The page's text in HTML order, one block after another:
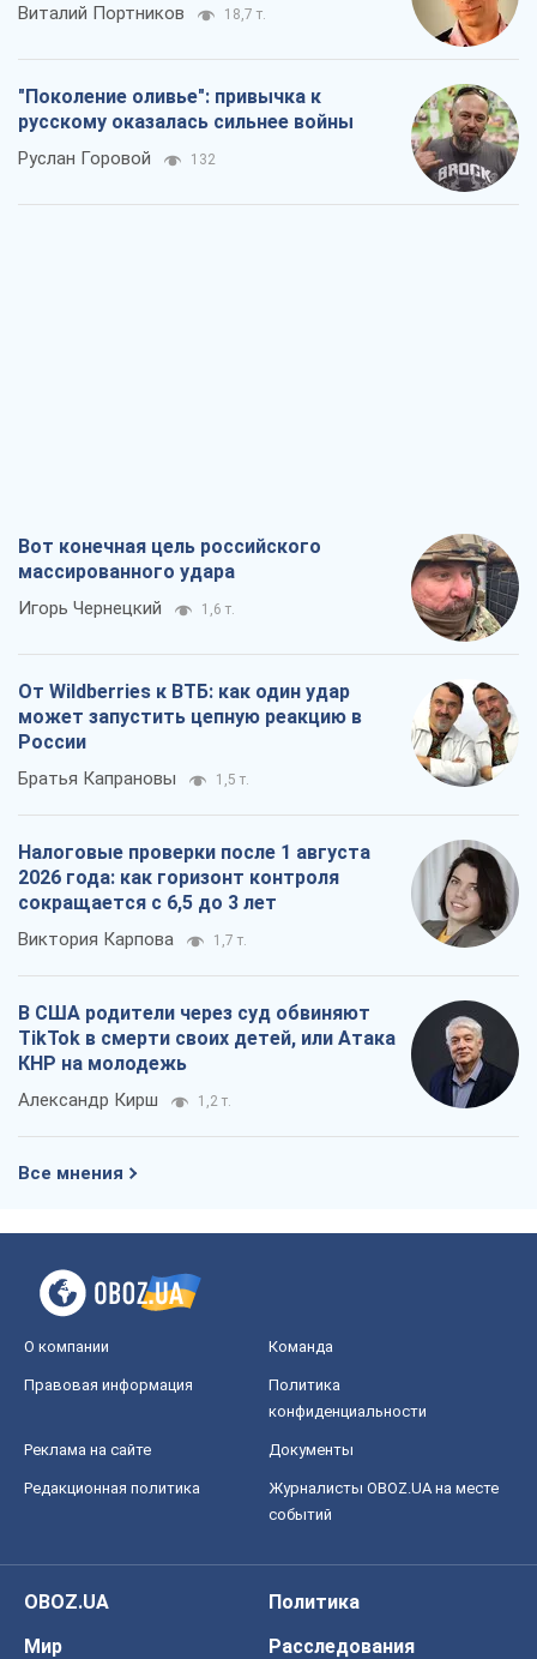
Виталий Портников 18,7 т.
"Поколение оливье": привычка к
русскому оказалась сильнее войны
Руслан Горовой 132
Вот конечная цель российского
массированного удара
Игорь Чернецкий 1,6 т.
От Wildberries к ВТБ: как один удар
может запустить цепную реакцию в
России
Братья Капрановы 1,5 т.
Налоговые проверки после 1 августа
2026 года: как горизонт контроля
сокращается с 6,5 до 3 лет
Виктория Карпова 1,7 т.
В США родители через суд обвиняют
TikTok в смерти своих детей, или Атака
КНР на молодежь
Александр Кирш 1,2 т.
Все мнения
О компании Команда
Правовая информация
Политика
конфиденциальности
Реклама на сайте Документы
Редакционная политика
Журналисты OBOZ.UA на месте
событий
OBOZ.UA
Политика
Мир
Расследования